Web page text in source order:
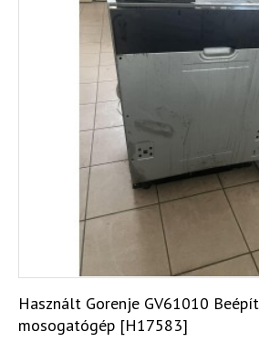
Használt Gorenje GV61010
mosogatógép [H17583]